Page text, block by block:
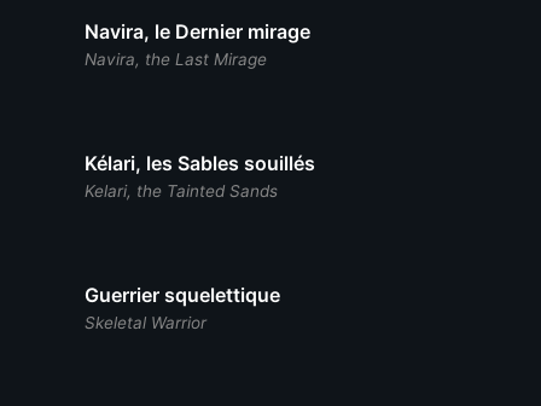
Navira, le Dernier mirage
Navira, the Last Mirage
Kélari, les Sables souillés
Kelari, the Tainted Sands
Guerrier squelettique
Skeletal Warrior